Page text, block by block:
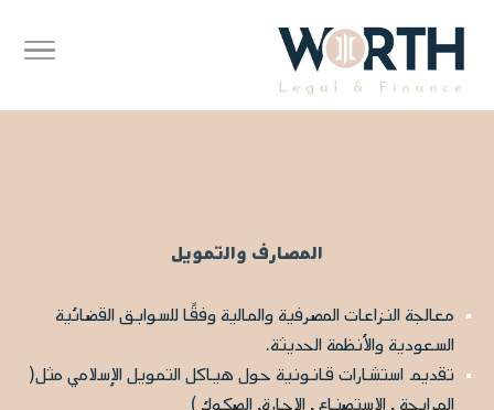
المصارف والتمويل
معالجة النزاعات المصرفية والمالية وفقًا للسوابق القضائية
السعودية والأنظمة الحديثة.
تقديم استشارات قانونية حول هياكل التمويل الإسلامي مثل(
المرابحة , الاستصناع , الإجارة, الصكوك )